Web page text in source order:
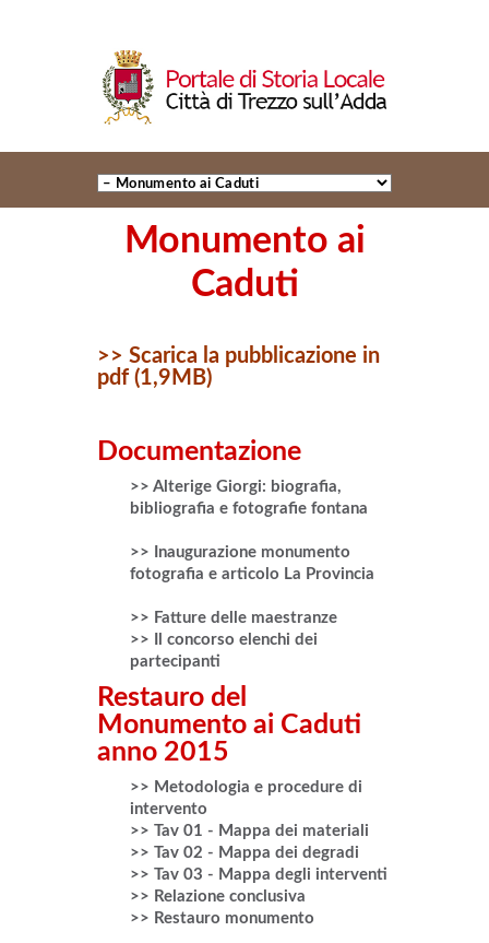
Monumento ai
Caduti
>> Scarica la pubblicazione in
pdf (1,9MB)
Documentazione
>> Alterige Giorgi: biografia,
bibliografia e fotografie fontana
>> Inaugurazione monumento
fotografia e articolo La Provincia
>> Fatture delle maestranze
>> Il concorso elenchi dei
partecipanti
Restauro del
Monumento ai Caduti
anno 2015
>> Metodologia e procedure di
intervento
>> Tav 01 - Mappa dei materiali
>> Tav 02 - Mappa dei degradi
>> Tav 03 - Mappa degli interventi
>> Relazione conclusiva
>> Restauro monumento